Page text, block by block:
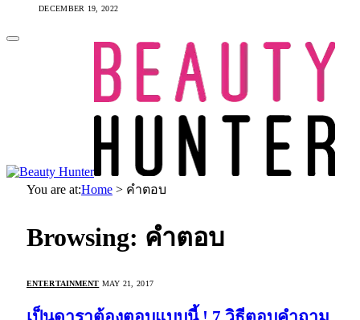
DECEMBER 19, 2022
You are at:Home > คำตอบ
Browsing: คำตอบ
ENTERTAINMENT MAY 21, 2017